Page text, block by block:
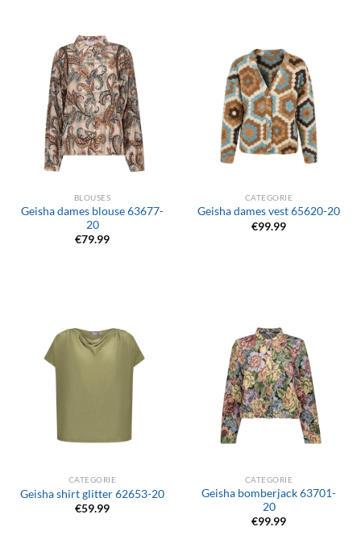
BLOUSES
Geisha dames blouse 63677-
20
€79.99
CATEGORIE
Geisha dames vest 65620-20
€99.99
CATEGORIE
Geisha shirt glitter 62653-20
€59.99
CATEGORIE
Geisha bomberjack 63701-
20
€99.99